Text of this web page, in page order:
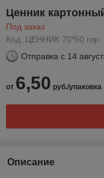
Ценник
Под заказ
Код: ЦЕННИК 70*50 гор
Отправка с 14
от 6,50 руб./упаковка
Описание